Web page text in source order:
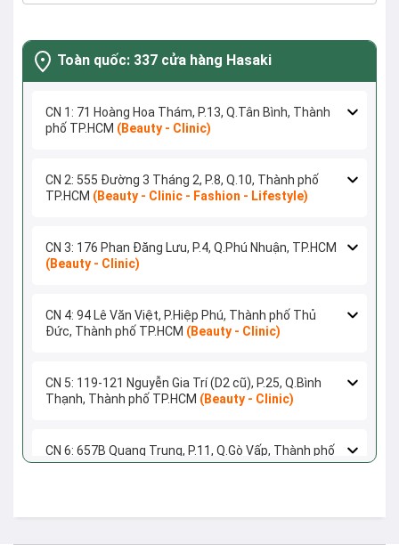
Toàn quốc: 337 cửa hàng Hasaki
CN 1: 71 Hoàng Hoa Thám, P.13, Q.Tân Bình, Thành
phố TP.HCM (Beauty - Clinic)
CN 2: 555 Đường 3 Tháng 2, P.8, Q.10, Thành phố
TP.HCM (Beauty - Clinic - Fashion - Lifestyle)
CN 3: 176 Phan Đăng Lưu, P.4, Q.Phú Nhuận, TP.HCM
(Beauty - Clinic)
CN 4: 94 Lê Văn Việt, P.Hiệp Phú, Thành phố Thủ
Đức, Thành phố TP.HCM (Beauty - Clinic)
CN 5: 119-121 Nguyễn Gia Trí (D2 cũ), P.25, Q.Bình
Thạnh, Thành phố TP.HCM (Beauty - Clinic)
CN 6: 657B Quang Trung, P.11, Q.Gò Vấp, Thành phố
TP.HCM(Beauty - Clinic)
CN 7: 468A Nguyễn Thị Thập, P.Tân Quy, Q.7, Thành